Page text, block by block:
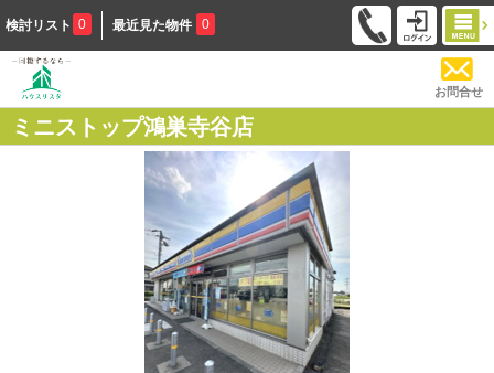
検討リスト 0 最近見た物件 0
お問合せ
ミニストップ鴻巣寺谷店